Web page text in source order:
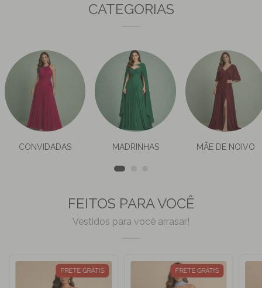
CATEGORIAS
CONVIDADAS MADRINHAS MÃE DE NOIVO
FEITOS PARA VOCÊ
Vestidos para você arrasar!
FRETE GRÁTIS FRETE GRÁTIS